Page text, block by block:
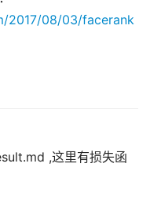
2017/08/03/facerank
,这里有损失函